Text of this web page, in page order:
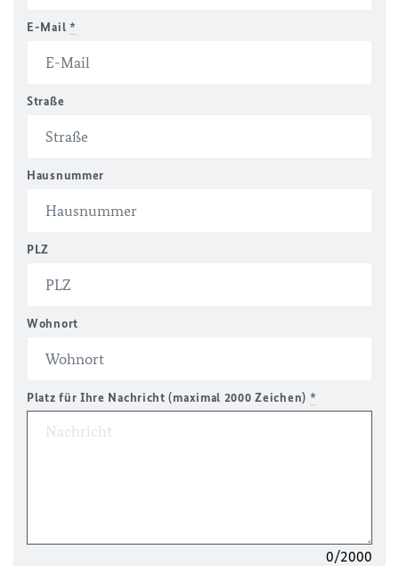
E-Mail *
Straße
Hausnummer
PLZ
Wohnort
Platz für Ihre Nachricht (maximal 2000 Zeichen) *
0/2000